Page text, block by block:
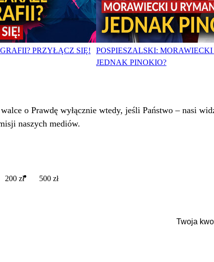
PRZYŁĄCZ SIĘ!
POSPIESZALSKI:
JEDNAK PINOKIO?
o Prawdę wyłącznie wtedy, jeśli Państwo – nasi
naszych mediów.
200 zł 500 zł